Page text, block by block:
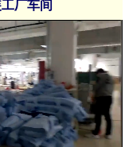
厂车间